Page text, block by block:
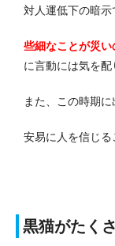
対人運低下の暗示
些細なことが災
に言動には気を配
また、この時期
安易に人を信じる
黒猫がたく